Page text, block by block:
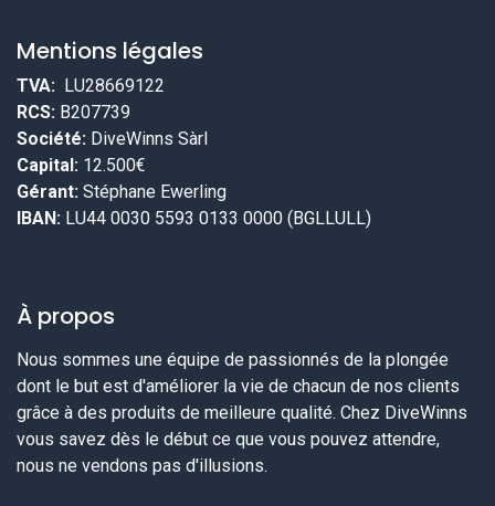
Mentions légales
TVA: LU28669122
RCS: B207739
Société: DiveWinns Sàrl
Capital: 12.500€
Gérant: Stéphane Ewerling
IBAN: LU44 0030 5593 0133 0000 (BGLLULL)
À propos
Nous sommes une équipe de passionnés de la plongée
dont le but est d'améliorer la vie de chacun de nos clients
grâce à des produits de meilleure qualité. Chez DiveWinns
vous savez dès le début ce que vous pouvez attendre,
nous ne vendons pas d'illusions.